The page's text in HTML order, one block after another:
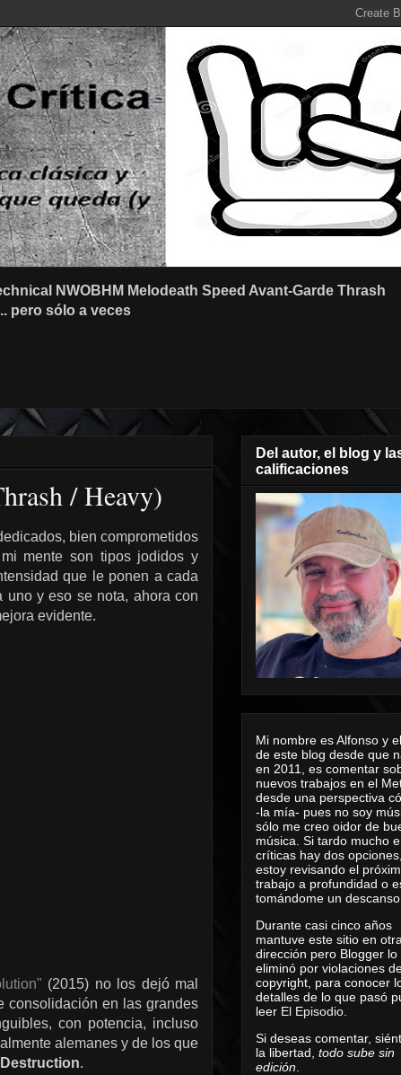
NWOBHM Melodeath Speed Avant-Garde Thrash
pero sólo a veces
/ Heavy)
bien comprometidos
mente son tipos jodidos y
que le ponen a cada
uno y eso se nota, ahora con
evidente.
(2015) no los dejó mal
consolidación en las grandes
con potencia, incluso
alemanes y de los que
Destruction.
Del autor, el blog y
calificaciones
Mi nombre es Alfonso y
de este blog desde que
en 2011, es comentar
nuevos trabajos en el
desde una perspectiva
-la mía- pues no soy
sólo me creo oidor de
música. Si tardo mucho
críticas hay dos
estoy revisando el
trabajo a profundidad o
tomándome un
Durante casi cinco años
mantuve este sitio en
dirección pero Blogger lo
eliminó por violaciones
copyright, para conocer
detalles de lo que pasó
leer El Episodio
Si deseas comentar,
la libertad, todo sube sin
edición